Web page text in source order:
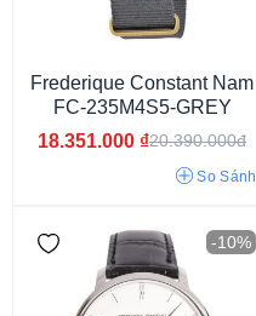
Frederique Constant Nam
FC-235M4S5-GREY
18.351.000 ₫20.390.000đ
So Sánh
-10%